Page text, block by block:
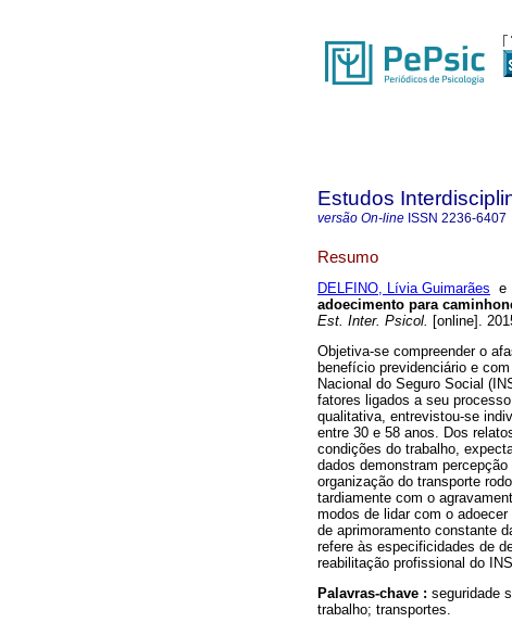
Estudos
versão On-line ISSN 2236-6407
Resumo
DELFINO, Lívia Guimarães e
adoecimento para
Est. Inter. Psicol. [online].
Objetiva-se compreender o
benefício previdenciário e
Nacional do Seguro Social
fatores ligados a seu
qualitativa, entrevistou-se
entre 30 e 58 anos. Dos
condições do trabalho,
dados demonstram
organização do transporte
tardiamente com o
modos de lidar com o
de aprimoramento constante
refere às especificidades de
reabilitação profissional do
Palavras-chave : seguridade
trabalho; transportes.